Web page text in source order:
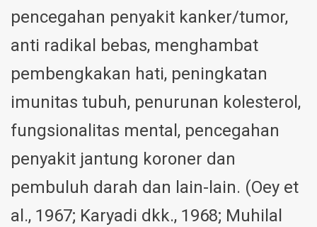
pencegahan penyakit kanker/tumor,
anti radikal bebas, menghambat
pembengkakan hati, peningkatan
imunitas tubuh, penurunan kolesterol,
fungsionalitas mental, pencegahan
penyakit jantung koroner dan
pembuluh darah dan lain-lain. (Oey et
al., 1967; Karyadi dkk., 1968; Muhilal